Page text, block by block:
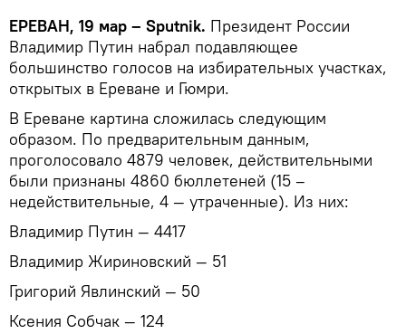
ЕРЕВАН, 19 мар – Sputnik. Президент России
Владимир Путин набрал подавляющее
большинство голосов на избирательных участках,
открытых в Ереване и Гюмри.
В Ереване картина сложилась следующим
образом. По предварительным данным,
проголосовало 4879 человек, действительными
были признаны 4860 бюллетеней (15 –
недействительные, 4 — утраченные). Из них:
Владимир Путин — 4417
Владимир Жириновский — 51
Григорий Явлинский — 50
Ксения Собчак — 124